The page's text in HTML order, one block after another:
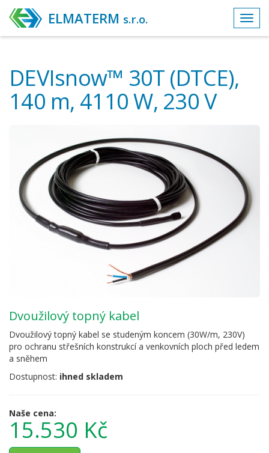
ELMATERM s.r.o.
DEVIsnow™ 30T (DTCE),
140 m, 4110 W, 230 V
dvoužilový topný kabel
Dvoužilový topný kabel se studeným koncem (30W/m, 230V)
pro ochranu střešních konstrukcí a venkovních ploch před ledem
a sněhem
Dostupnost: ihned skladem
Naše cena:
15.530 Kč